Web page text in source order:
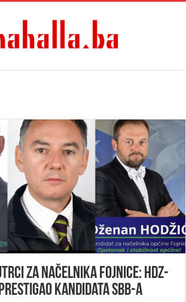
za načelnika Fojnice: HDZ-
kandidata SBB-a